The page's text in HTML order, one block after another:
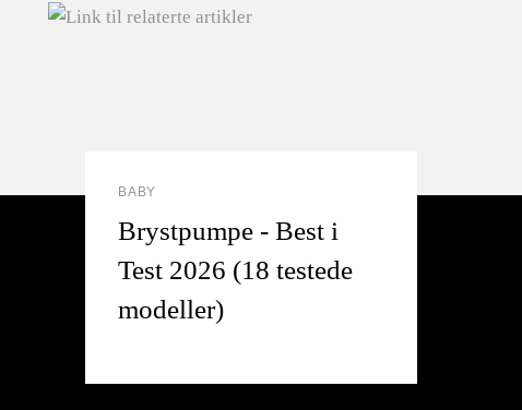
BABY
Brystpumpe - Best i
Test 2026 (18 testede
modeller)